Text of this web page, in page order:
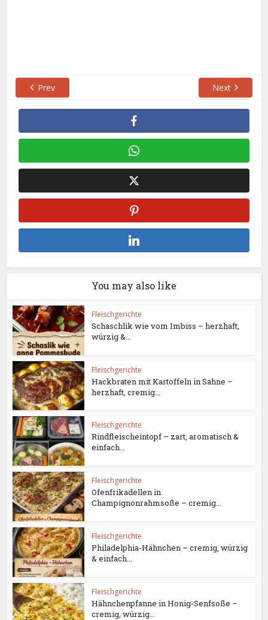
Prev Next
You may also like
Fleischgerichte
Schaschlik wie vom Imbiss – herzhaft,
würzig &...
Fleischgerichte
Hackbraten mit Kartoffeln in Sahne –
herzhaft, cremig...
Fleischgerichte
Rindfleischeintopf – zart, aromatisch &
einfach...
Fleischgerichte
Ofenfrikadellen in
Champignonrahmsoße – cremig...
Fleischgerichte
Philadelphia-Hähnchen – cremig, würzig
& einfach...
Fleischgerichte
Hähnchenpfanne in Honig-Senfsoße –
cremig, würzig...